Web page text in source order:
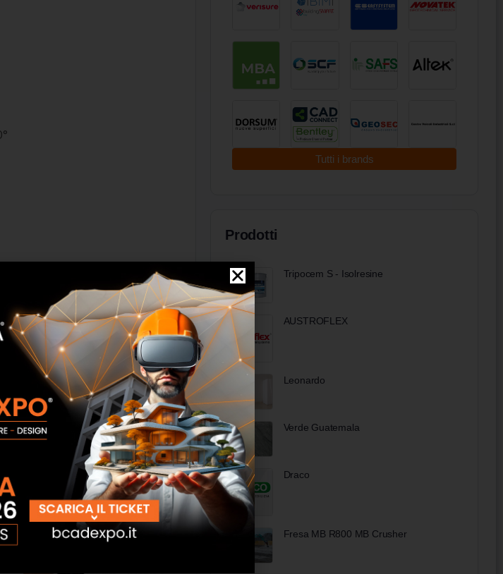
Tutti i brands
Prodotti
Tripocem S - Isolresine
AUSTROFLEX
Leonardo
Verde Guatemala
Draco
Fresa MB R800 MB Crusher